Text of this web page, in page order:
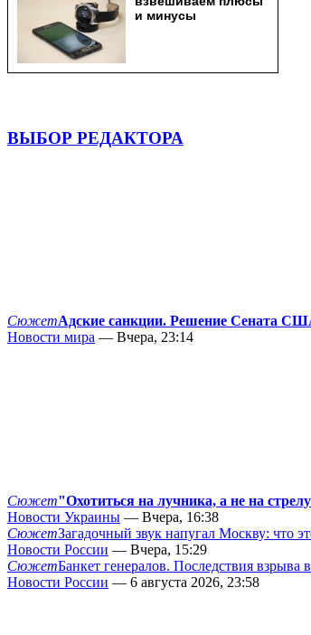
ВЫБОР РЕДАКТОРА
СюжетАдские санкции. Решение Сената
Новости мира — Вчера, 23:14
Сюжет"Охотиться на лучника, а не на
Новости Украины — Вчера, 16:38
СюжетЗагадочный звук напугал Москву: что
Новости России — Вчера, 15:29
СюжетБанкет генералов. Последствия взрыва
Новости России — 6 августа 2026, 23:58